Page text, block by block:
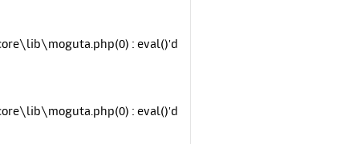
: eval()'d
: eval()'d